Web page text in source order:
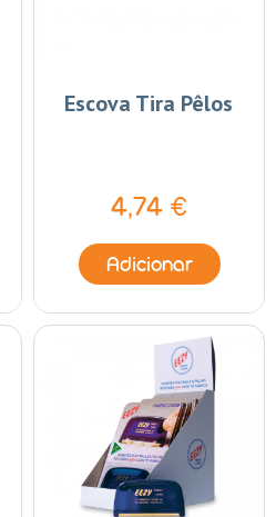
Escova Tira Pêlos
4,74 €
Adicionar